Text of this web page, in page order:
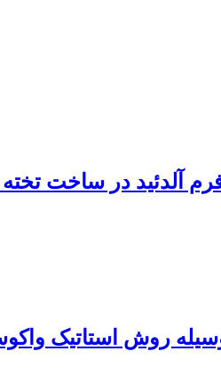
آلدئید در ساخت تخته
روش استاتیک